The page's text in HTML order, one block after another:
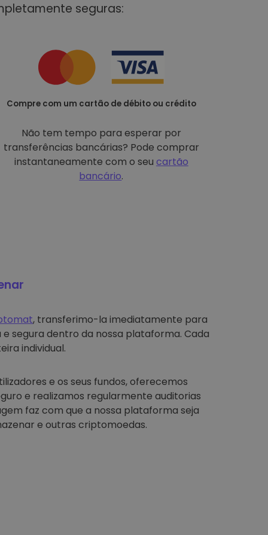
seguras:
Compre com um cartão de débito ou crédito
Não tem tempo para esperar por
transferências bancárias? Pode comprar
instantaneamente com o seu cartão
bancário.
, transferimo-la imediatamente para
segura dentro da nossa plataforma. Cada
individual.
e os seus fundos, oferecemos
e realizamos regularmente auditorias
faz com que a nossa plataforma seja
e outras criptomoedas.